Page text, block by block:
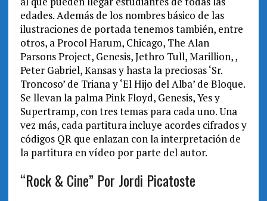
edades. Además de los nombres básico de las
ilustraciones de portada tenemos también, entre
otros, a Procol Harum, Chicago, The Alan
Parsons Project, Genesis, Jethro Tull, Marillion, ,
Peter Gabriel, Kansas y hasta la preciosas ‘Sr.
Troncoso’ de Triana y ‘El Hijo del Alba’ de Bloque.
Se llevan la palma Pink Floyd, Genesis, Yes y
Supertramp, con tres temas para cada uno. Una
vez más, cada partitura incluye acordes cifrados y
códigos QR que enlazan con la interpretación de
la partitura en vídeo por parte del autor.
“Rock & Cine” Por Jordi Picatoste